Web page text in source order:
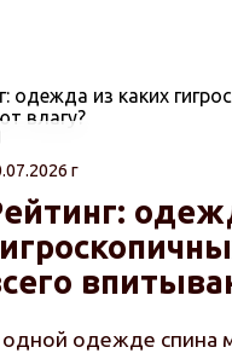
г
одежде спина